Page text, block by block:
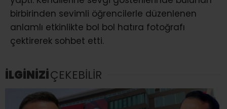
birbirinden sevimli öğrencilerle düzenlenen
anlamlı etkinlikte bol bol hatıra fotoğrafı
çektirerek sohbet etti.
İLGİNİZİÇEKEBİLİR